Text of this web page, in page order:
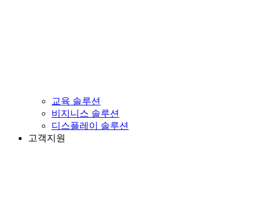
교육 솔루션
비지니스 솔루션
디스플레이 솔루션
고객지원